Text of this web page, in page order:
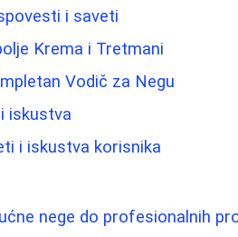
i saveti
Krema i Tretmani
Vodič za Negu
iskustva
i iskustva korisnika
nege do profesionalnih